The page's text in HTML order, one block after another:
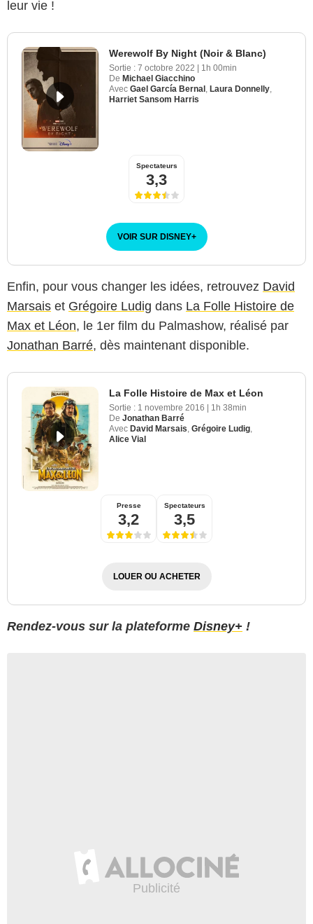
leur vie !
Werewolf By Night (Noir & Blanc)
Sortie : 7 octobre 2022 | 1h 00min
De Michael Giacchino
Avec Gael García Bernal Laura Donnelly
Harriet Sansom Harris
Spectateurs
3,3
VOIR SUR DISNEY+
Enfin, pour vous changer les idées, retrouvez David
Marsais et Grégoire Ludig dans La Folle Histoire de
Max et Léon, le 1er film du Palmashow, réalisé par
Jonathan Barré, dès maintenant disponible.
La Folle Histoire de Max et Léon
Sortie : 1 novembre 2016 | 1h 38min
De Jonathan Barré
Avec David Marsais Grégoire Ludig
Alice Vial
Presse
3,2
Spectateurs
3,5
LOUER OU ACHETER
Rendez-vous sur la plateforme Disney+ !